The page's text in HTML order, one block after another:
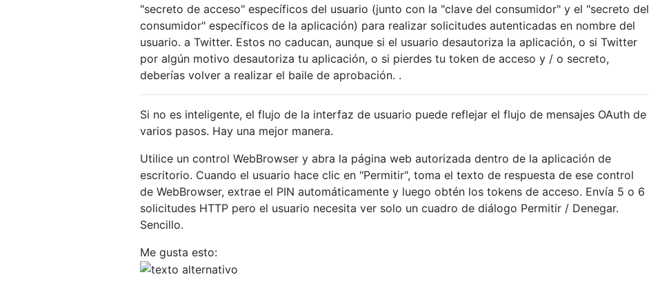
"secreto de acceso" específicos del usuario (junto con la "clave del consumidor" y el "secreto del
consumidor" específicos de la aplicación) para realizar solicitudes autenticadas en nombre del
usuario. a Twitter. Estos no caducan, aunque si el usuario desautoriza la aplicación, o si Twitter
por algún motivo desautoriza tu aplicación, o si pierdes tu token de acceso y / o secreto,
deberías volver a realizar el baile de aprobación. .
Si no es inteligente, el flujo de la interfaz de usuario puede reflejar el flujo de mensajes OAuth de
varios pasos. Hay una mejor manera.
Utilice un control WebBrowser y abra la página web autorizada dentro de la aplicación de
escritorio. Cuando el usuario hace clic en "Permitir", toma el texto de respuesta de ese control
de WebBrowser, extrae el PIN automáticamente y luego obtén los tokens de acceso. Envía 5 o 6
solicitudes HTTP pero el usuario necesita ver solo un cuadro de diálogo Permitir / Denegar.
Sencillo.
Me gusta esto: